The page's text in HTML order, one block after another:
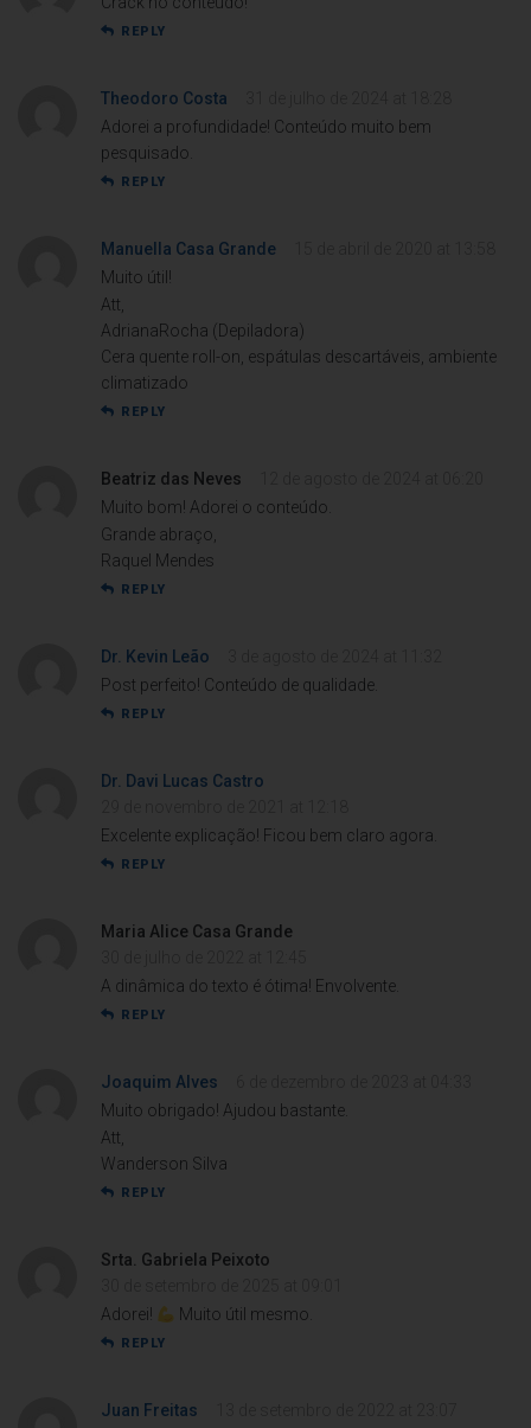
REPLY
Theodoro Costa
Adorei a profundidade! Conteúdo muito bem
pesquisado.
REPLY
Manuella Casa Grande
Muito útil!
Att,
AdrianaRocha (Depiladora)
Cera quente roll-on, espátulas descartáveis, ambiente
climatizado
REPLY
Beatriz das Neves
Muito bom! Adorei o conteúdo.
Grande abraço,
Raquel Mendes
REPLY
Dr. Kevin Leão
Post perfeito! Conteúdo de qualidade.
REPLY
Dr. Davi Lucas Castro
Excelente explicação! Ficou bem claro agora.
REPLY
Maria Alice Casa Grande
A dinâmica do texto é ótima! Envolvente.
REPLY
Joaquim Alves
Muito obrigado! Ajudou bastante.
Att,
Wanderson Silva
REPLY
Srta. Gabriela Peixoto
Adorei!
Muito útil mesmo.
REPLY
Juan Freitas